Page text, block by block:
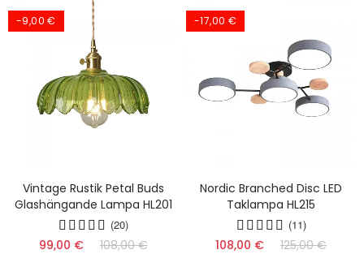
-9,00 €
Vintage Rustik Petal Buds
Glashängande Lampa HL201
(20)
99,00 € 108,00 €
-17,00 €
Nordic Branched Disc LED
Taklampa HL215
(11)
108,00 € 125,00 €